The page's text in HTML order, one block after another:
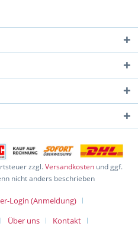
zzgl.Versandkosten und ggf.
nicht anders beschrieben
Login (Anmeldung)
Über uns Kontakt